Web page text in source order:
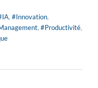
, #Innovation,
, #Productivité,